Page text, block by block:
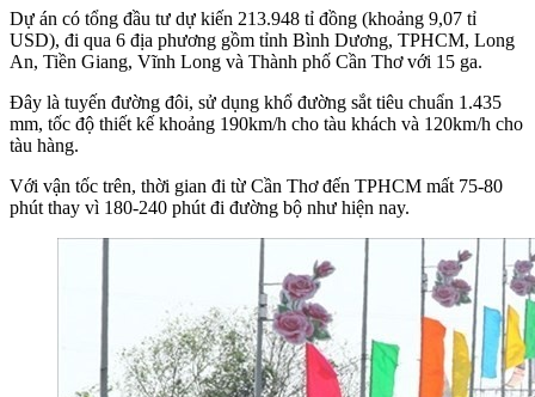
Dự án có tổng đầu tư dự kiến 213.948 tỉ đồng (khoảng 9,07 tỉ
USD), đi qua 6 địa phương gồm tỉnh Bình Dương, TPHCM, Long
An, Tiền Giang, Vĩnh Long và Thành phố Cần Thơ với 15 ga.
Đây là tuyến đường đôi, sử dụng khổ đường sắt tiêu chuẩn 1.435
mm, tốc độ thiết kế khoảng 190km/h cho tàu khách và 120km/h cho
tàu hàng.
Với vận tốc trên, thời gian đi từ Cần Thơ đến TPHCM mất 75-80
phút thay vì 180-240 phút đi đường bộ như hiện nay.